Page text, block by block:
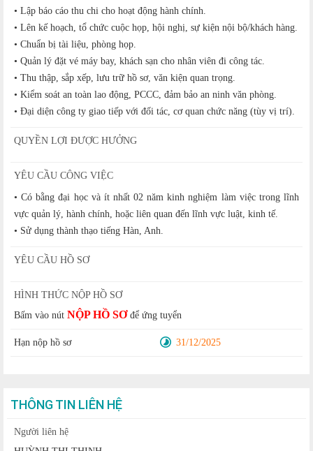
• Lập báo cáo thu chi cho hoạt động hành chính.
• Lên kế hoạch, tổ chức cuộc họp, hội nghị, sự kiện nội bộ/khách hàng.
• Chuẩn bị tài liệu, phòng họp.
• Quản lý đặt vé máy bay, khách sạn cho nhân viên đi công tác.
• Thu thập, sắp xếp, lưu trữ hồ sơ, văn kiện quan trọng.
• Kiểm soát an toàn lao động, PCCC, đảm bảo an ninh văn phòng.
• Đại diện công ty giao tiếp với đối tác, cơ quan chức năng (tùy vị trí).
QUYỀN LỢI ĐƯỢC HƯỞNG
YÊU CẦU CÔNG VIỆC
• Có bằng đại học và ít nhất 02 năm kinh nghiệm làm việc trong lĩnh
vực quản lý, hành chính, hoặc liên quan đến lĩnh vực luật, kinh tế.
• Sử dụng thành thạo tiếng Hàn, Anh.
YÊU CẦU HỒ SƠ
HÌNH THỨC NỘP HỒ SƠ
Bấm vào nút NỘP HỒ SƠđể ứng tuyển
Hạn nộp hồ sơ 31/12/2025
THÔNG TIN LIÊN HỆ
Người liên hệ